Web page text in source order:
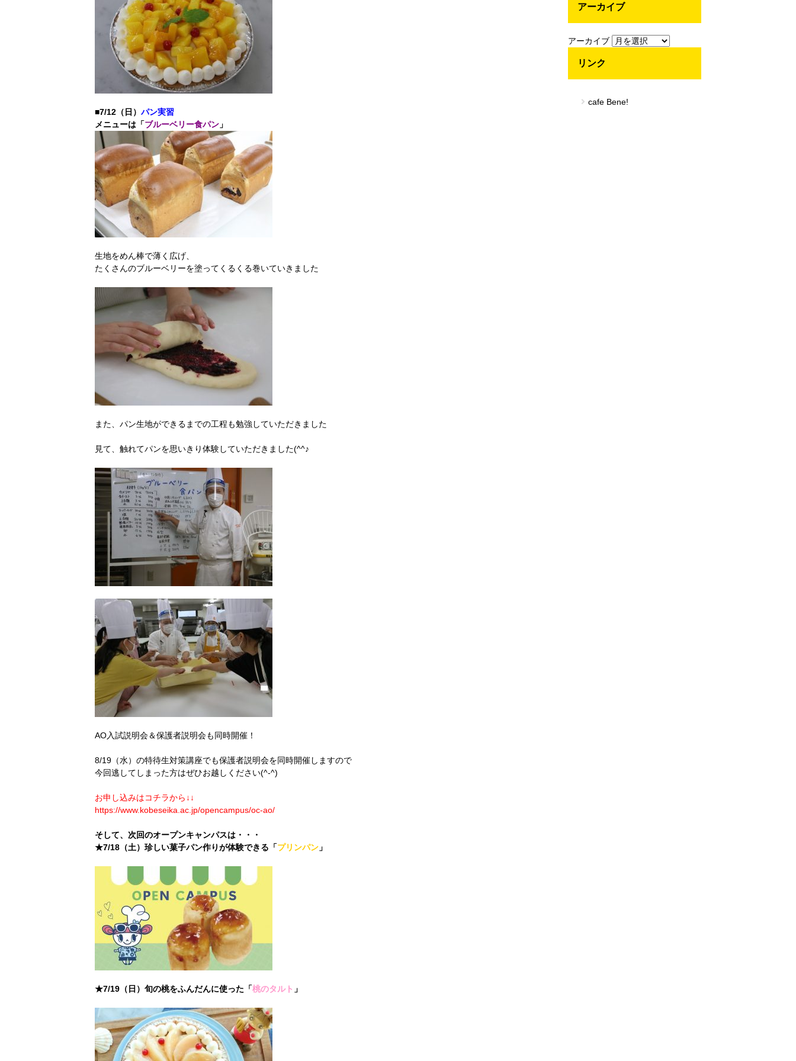
■7/12（日）パン実習
メニューは「ブルーベリー食パン 」
生地をめん棒で薄く広げ、
たくさんのブルーベリーを塗ってくるくる巻いていきました
また、パン生地ができるまでの工程も勉強していただきました
見て、触れてパンを思いきり体験していただきました(^^♪
AO入試説明会＆保護者説明会も同時開催！
8/19（水）の特待生対策講座でも保護者説明会を同時開催しますので
今回逃してしまった方はぜひお越しください(^-^)
お申し込みはコチラから↓↓
https://www.kobeseika.ac.jp/opencampus/oc-ao/
そして、次回のオープンキャンパスは・・・
★7/18（土）珍しい菓子パン作りが体験できる「プリンパン 」
★7/19（日）旬の桃をふんだんに使った「桃のタルト 」
アーカイブ
アーカイブ
リンク
cafe Bene!